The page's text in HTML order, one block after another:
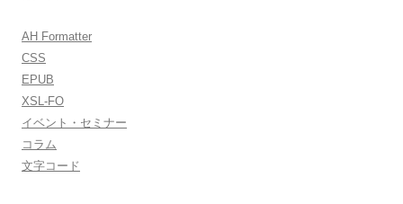
AH Formatter
CSS
EPUB
XSL-FO
イベント・セミナー
コラム
文字コード